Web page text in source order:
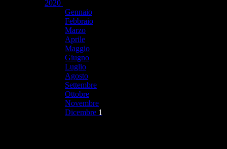
2020
Gennaio
Febbraio
Marzo
Aprile
Maggio
Giugno
Luglio
Agosto
Settembre
Ottobre
Novembre
Dicembre 1